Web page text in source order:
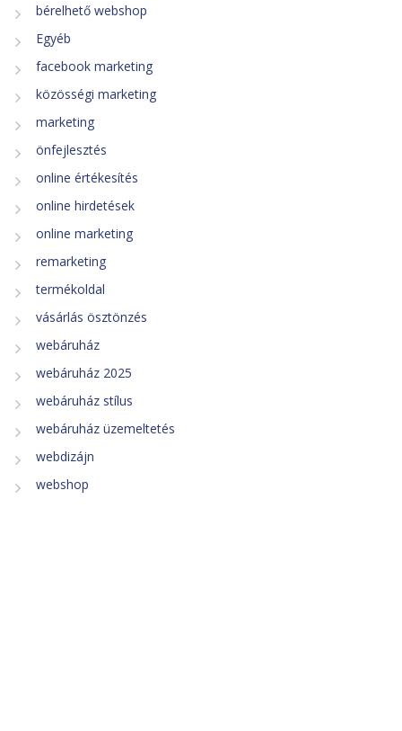
bérelhető webshop
Egyéb
facebook marketing
közösségi marketing
marketing
önfejlesztés
online értékesítés
online hirdetések
online marketing
remarketing
termékoldal
vásárlás ösztönzés
webáruház
webáruház 2025
webáruház stílus
webáruház üzemeltetés
webdizájn
webshop